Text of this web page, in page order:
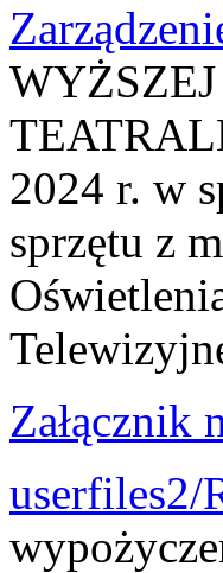
2024 r. w
sprzętu z
Załącznik
userfiles2/